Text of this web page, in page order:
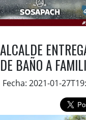
ALCALDE
DE BAÑO A
Fecha: 2021-01-